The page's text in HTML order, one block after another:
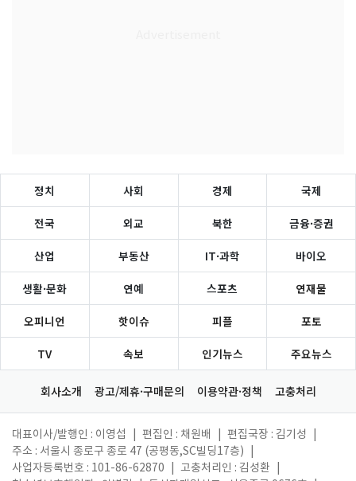
정치 사회 경제 국제
전국 외교 북한 금융·증권
산업 부동산 IT·과학 바이오
생활·문화 연예 스포츠 연재물
오피니언 핫이슈 피플 포토
TV 속보 인기뉴스 주요뉴스
회사소개 광고/제휴·구매문의 이용약관·정책 고충처리
대표이사/발행인 : 이영섭 편집인 : 채원배 편집국장 : 김기성
주소 : 서울시 종로구 종로 47 (공평동,SC빌딩17층)
사업자등록번호 : 101-86-62870
고충처리인 : 김성환